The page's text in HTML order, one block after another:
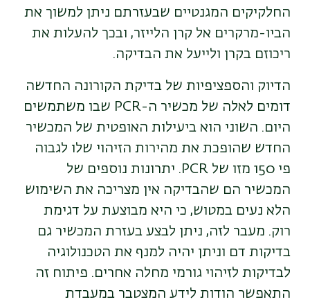
החלקיקים המגנטיים שבעזרתם ניתן למשוך את
הביו-מרקרים אל קרן הלייזר, ובכך להעלות את
ריכוזם בקרן ולייעל את הבדיקה.
הדיוק והספציפיות של בדיקת הקורונה החדשה
דומים לאלה של מכשיר ה-PCR שבו משתמשים
היום. השוני הוא ביעילות האופטית של המכשיר
החדש שהופכת את מהירות הזיהוי שלו לגבוה
פי 150 מזו של PCR. יתרונות נוספים של
המכשיר הם שהבדיקה אין מצריכה את השימוש
הלא נעים במטוש, כי היא מבוצעת על דגימת
רוק. מעבר לזה, ניתן לבצע בעזרת המכשיר גם
בדיקות דם וניתן יהיה למנף את הטכנולוגיה
לבדיקות לזיהוי גורמי מחלה אחרים. פיתוח זה
התאפשר הודות לידע המצטבר במעבדת